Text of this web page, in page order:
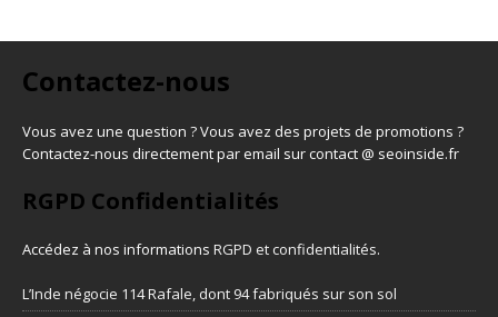
Contactez-nous
Vous avez une question ? Vous avez des projets de promotions ?
Contactez-nous directement par email sur contact @ seoinside.fr
RGPD Confidentialités
Accédez à nos informations RGPD et confidentialités.
L’Inde négocie 114 Rafale, dont 94 fabriqués sur son sol